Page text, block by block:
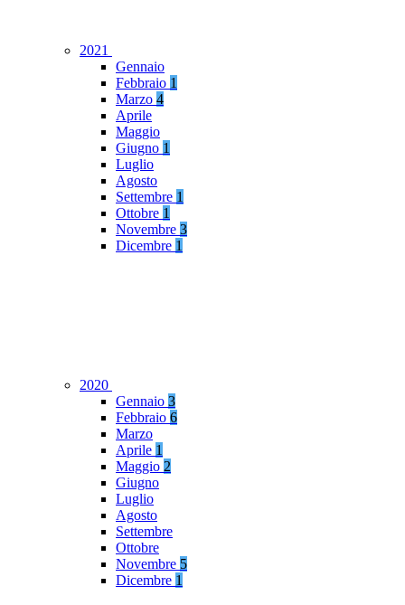
2021
Gennaio
Febbraio 1
Marzo 4
Aprile
Maggio
Giugno 1
Luglio
Agosto
Settembre 1
Ottobre 1
Novembre 3
Dicembre 1
2020
Gennaio 3
Febbraio 6
Marzo
Aprile 1
Maggio 2
Giugno
Luglio
Agosto
Settembre
Ottobre
Novembre 5
Dicembre 1